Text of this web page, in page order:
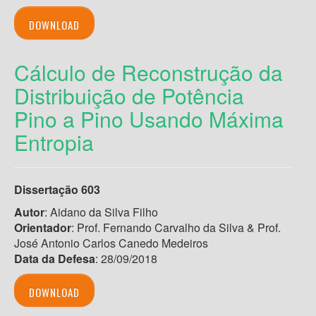
DOWNLOAD
Cálculo de Reconstrução da
Distribuição de Potência
Pino a Pino Usando Máxima
Entropia
Dissertação 603
Autor: Aidano da Silva Filho
Orientador: Prof. Fernando Carvalho da Silva & Prof.
José Antonio Carlos Canedo Medeiros
Data da Defesa: 28/09/2018
DOWNLOAD